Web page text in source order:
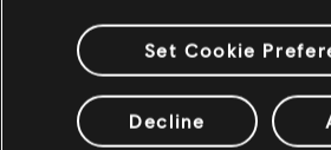
كيف يمكن الحصول عليها؟
بشكل متكرر على عناصر تجميلية
بعد وقت قصير من الإطلاق، ستكون
محدودة. وتأتي مع صناديق مخصصة،
اللعب أو الشراء.
Set Cookie
Decline